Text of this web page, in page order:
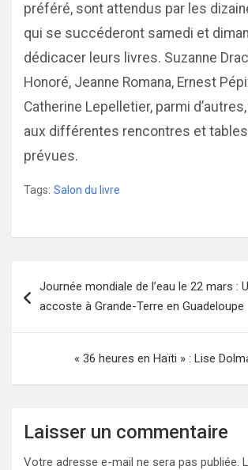
préféré, sont attendus par les
qui se succéderont samedi et
dédicacer leurs livres. Suzanne
Honoré, Jeanne Romana, Ernest
Catherine Lepelletier, parmi
aux différentes rencontres et
prévues.
Tags: Salon du livre
de
Journée mondiale de l’eau le 22 mars :
accoste à Grande-Terre en Guadeloupe
« 36 heures en Haïti » : Lise
Laisser un commentaire
Votre adresse e-mail ne sera pas publiée.